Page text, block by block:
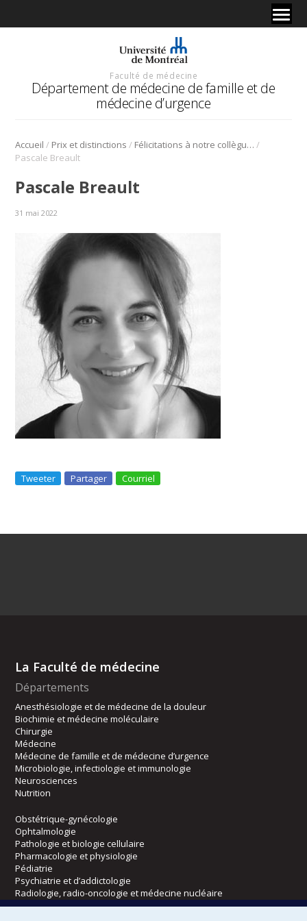
Faculté de médecine
Département de médecine de famille et de
médecine d’urgence
Accueil / Prix et distinctions / Félicitations à notre collègue Pascale Breault, qui est la première autrice d’un article qui a reçu la médaille d’or au Prix du magazine Canadien: B2B /
Pascale Breault
Pascale Breault
31 mai 2022
Tweeter Partager Courriel
La Faculté de médecine
Départements
Anesthésiologie et de médecine de la douleur
Biochimie et médecine moléculaire
Chirurgie
Médecine
Médecine de famille et de médecine d’urgence
Microbiologie, infectiologie et immunologie
Neurosciences
Nutrition
Obstétrique-gynécologie
Ophtalmologie
Pathologie et biologie cellulaire
Pharmacologie et physiologie
Pédiatrie
Psychiatrie et d’addictologie
Radiologie, radio-oncologie et médecine nucléaire